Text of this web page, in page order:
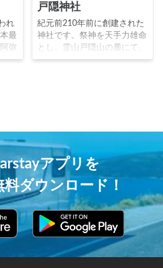
れ
最
弥
遍
詣
多
っ
戸隠神社
紀元前210年前に創建された
神社です。祭神を天手力雄命
とし、霊山戸隠山の麓にて、
奥社中社宝光社九頭龍社火之
戦乱の舞台となりましたが、
徳川家康の手厚い保護を受
け、現在もその威厳を保って
います。
アプリを
料ダウンロード！